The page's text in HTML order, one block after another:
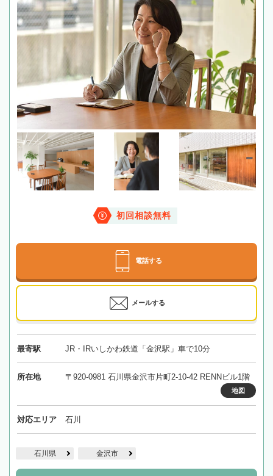
初回相談無料
電話する
メールする
最寄駅 JR・IRいしかわ鉄道「金沢駅」車で10分
所在地 〒920-0981 石川県金沢市片町2-10-42 RENNビル1階
地図
対応エリア 石川
石川県 金沢市